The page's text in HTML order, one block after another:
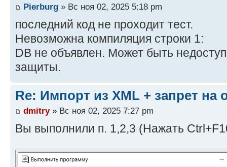
Pierburg » Вс ноя 02, 2025 5:18 pm
последний код не проходит тест.
Невозможна компиляция строки 1:
DB не объявлен. Может быть
защиты.
Re: Импорт из XML + запрет на
dmitry» Вс ноя 02, 2025 7:27 pm
Вы выполнили п. 1,2,3 (Нажать